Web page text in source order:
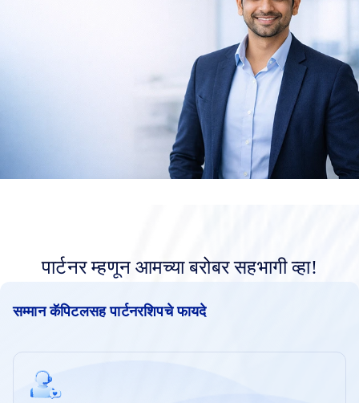
पार्टनर म्हणून आमच्या बरोबर सहभागी व्हा!
सम्मान कॅपिटलसह पार्टनरशिपचे फायदे